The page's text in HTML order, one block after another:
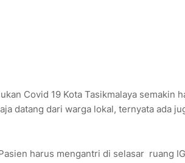
Covid 19 Kota Tasikmalaya semakin
datang dari warga lokal, ternyata ada
harus mengantri di selasar ruang